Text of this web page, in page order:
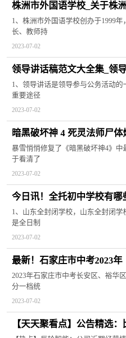
株洲市外国语学校_关于株
焦点
1、株洲市外国语学校创办于1999
长、教师持
2023-07-02
领导讲话稿范文大全集_领
1、领导讲话是领导参与公务活动
重要途径
2023-07-02
暗黑破坏神 4 死灵法师尸
样你就可以真正看到游戏了
暴雪悄悄修复了《暗黑破坏神4》
于看清了
2023-07-02
今日讯！全托初中学校有
有哪几所
1、山东全封闭学校，山东全封闭
是全日制
2023-07-02
最新！石家庄市中考2023
计表来了|当前关注
2023年石家庄市中考长安区、裕华
分一档统
2023-07-02
【天天聚看点】公告精选